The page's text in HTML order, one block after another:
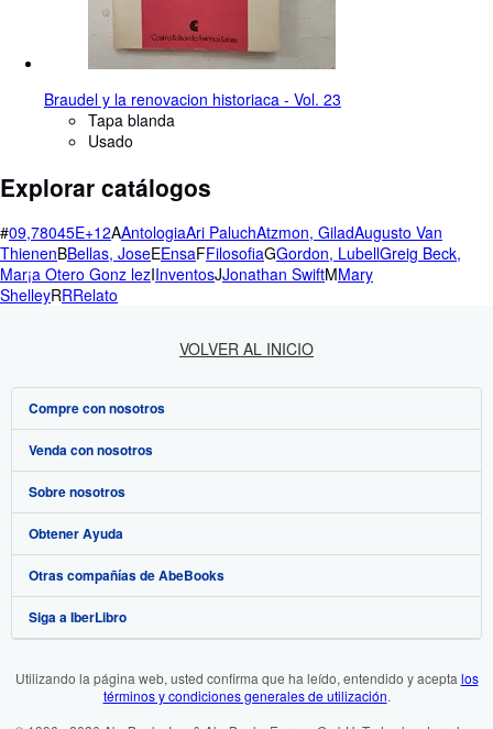
Braudel y la renovacion historiaca - Vol. 23
Tapa blanda
Usado
Explorar catálogos
#09,78045E+12AAntologiaAri PaluchAtzmon, GiladAugusto Van
ThienenBBellas, JoseEEnsaFFilosofiaGGordon, LubellGreig Beck,
Mar¡a Otero Gonz lezIInventosJJonathan SwiftMMary
ShelleyRRRelato
VOLVER AL INICIO
Compre con nosotros
Búsqueda avanzada
Colecciones
Mi cuenta
Mis pedidos
Ver carrito
Venda con nosotros
Comenzar a vender
Únase a nuestro programa de afiliados
Recomiende un vendedor
Sobre nosotros
Sobre IberLibro
Medios
Empleo
Preferencias de cookies
Obtener Ayuda
Preguntas frecuentes y guías
Atención al Cliente
Otras compañías de AbeBooks
AbeBooks.com
AbeBooks.de
Siga a IberLibro
Utilizando la página web, usted confirma que ha leído, entendido y acepta los
términos y condiciones generales de utilización.